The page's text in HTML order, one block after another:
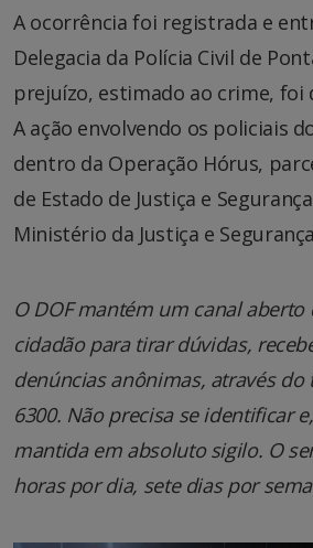
A ocorrência foi registrada e
Delegacia da Polícia Civil de
prejuízo, estimado ao crime, foi
A ação envolvendo os policiais
dentro da Operação Hórus,
de Estado de Justiça e
Ministério da Justiça e
O DOF mantém um canal
cidadão para tirar dúvidas,
denúncias anônimas, através do
6300. Não precisa se identificar
mantida em absoluto sigilo. O
horas por dia, sete dias por